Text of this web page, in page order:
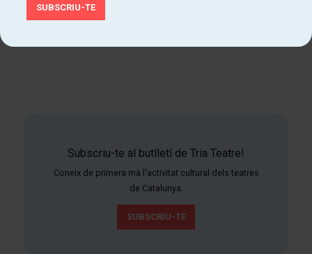
Subscriu-te al butlletí de Tria Teatre!
Coneix de primera mà l'activitat cultural dels teatres
de Catalunya.
SUBSCRIU-TE